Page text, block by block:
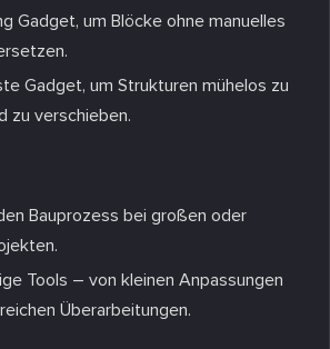
Gadget, um Blöcke ohne manuelles
Gadget, um Strukturen mühelos zu
zu verschieben.
Bauprozess bei großen oder
Tools – von kleinen Anpassungen
Überarbeitungen.